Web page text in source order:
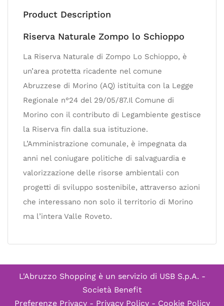
Product Description
Riserva Naturale Zompo lo Schioppo
La Riserva Naturale di Zompo Lo Schioppo, è
un’area protetta ricadente nel comune
Abruzzese di Morino (AQ) istituita con la Legge
Regionale n°24 del 29/05/87.Il Comune di
Morino con il contributo di Legambiente gestisce
la Riserva fin dalla sua istituzione.
L’Amministrazione comunale, è impegnata da
anni nel coniugare politiche di salvaguardia e
valorizzazione delle risorse ambientali con
progetti di sviluppo sostenibile, attraverso azioni
che interessano non solo il territorio di Morino
ma l’intera Valle Roveto.
L'Abruzzo Shopping è un servizio di USB S.p.A. -
Società Benefit
Preferenze Privacy- Privacy Policy- Cookie Policy